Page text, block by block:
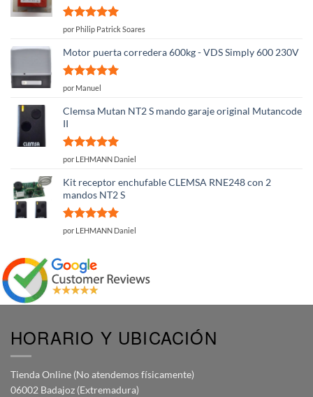
Valorado
por Philip Patrick Soares
Motor puerta corredera 600kg - VDS Simply 600 230V
Valorado
por Manuel
Clemsa Mutan NT2 S mando garaje original Mutancode
II
Valorado
por LEHMANN Daniel
Kit receptor enchufable CLEMSA RNE248 con 2
mandos NT2 S
Valorado
por LEHMANN Daniel
HORARIO Y UBICACIÓN
Tienda Online (No atendemos físicamente)
06002 Badajoz (Extremadura)